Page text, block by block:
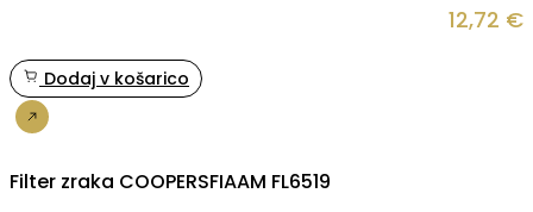
12,72 €
Dodaj v košarico
Filter zraka COOPERSFIAAM FL6519